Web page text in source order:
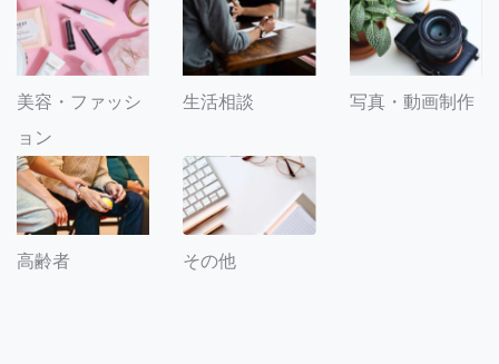
美容・ファッシ
ョン
生活相談 写真・動画制作
高齢者 その他